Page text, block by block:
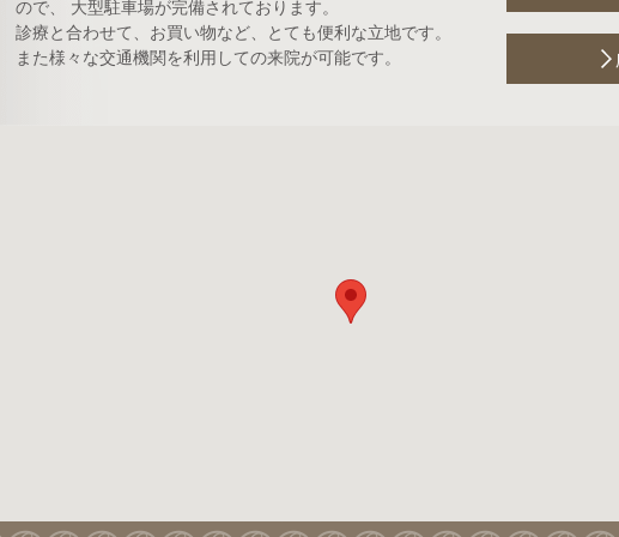
ので、 大型駐車場が完備されております。
診療と合わせて、お買い物など、とても便利な立地です。
また様々な交通機関を利用しての来院が可能です。